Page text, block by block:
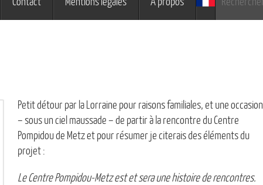
Petit détour par la Lorraine pour raisons familiales, et une occasion
– sous un ciel maussade – de partir à la rencontre du Centre
Pompidou de Metz et pour résumer je citerais des éléments du
projet :
Le Centre Pompidou-Metz est et sera une histoire de rencontres.